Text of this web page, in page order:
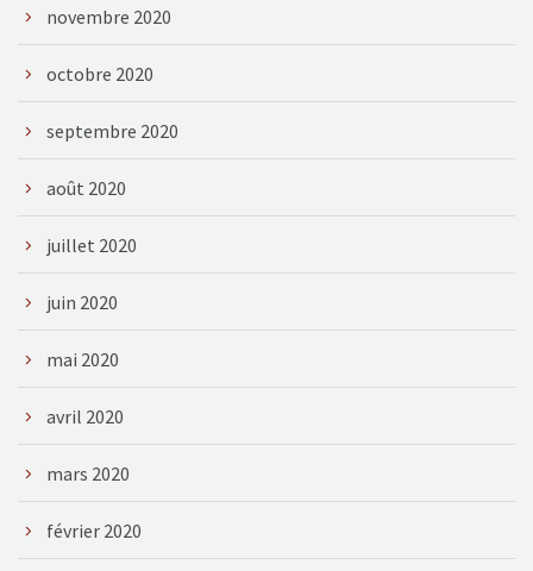
novembre 2020
octobre 2020
septembre 2020
août 2020
juillet 2020
juin 2020
mai 2020
avril 2020
mars 2020
février 2020